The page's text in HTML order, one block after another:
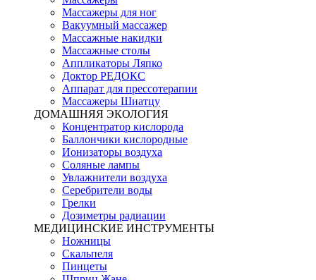
Массажеры для ног
Вакуумный массажер
Массажные накидки
Массажные столы
Аппликаторы Ляпко
Доктор РЕДОКС
Аппарат для прессотерапии
Массажеры Шиатцу
ДОМАШНЯЯ ЭКОЛОГИЯ
Концентратор кислорода
Баллончики кислородные
Ионизаторы воздуха
Соляные лампы
Увлажнители воздуха
Серебрители воды
Грелки
Дозиметры радиации
МЕДИЦИНСКИЕ ИНСТРУМЕНТЫ
Ножницы
Скальпеля
Пинцеты